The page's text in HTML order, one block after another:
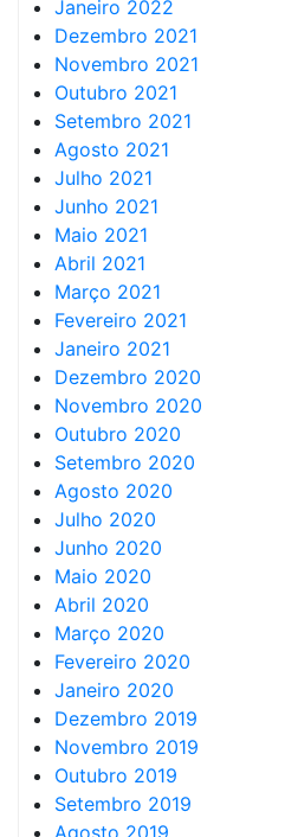
Janeiro 2022
Dezembro 2021
Novembro 2021
Outubro 2021
Setembro 2021
Agosto 2021
Julho 2021
Junho 2021
Maio 2021
Abril 2021
Março 2021
Fevereiro 2021
Janeiro 2021
Dezembro 2020
Novembro 2020
Outubro 2020
Setembro 2020
Agosto 2020
Julho 2020
Junho 2020
Maio 2020
Abril 2020
Março 2020
Fevereiro 2020
Janeiro 2020
Dezembro 2019
Novembro 2019
Outubro 2019
Setembro 2019
Agosto 2019